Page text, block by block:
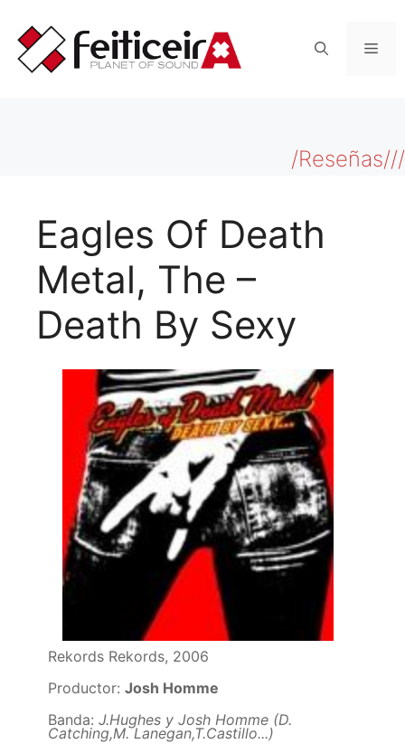
contenido
/Reseñas///
Eagles Of Death
Metal, The –
Death By Sexy
Rekords Rekords, 2006
Productor: Josh Homme
Banda: J.Hughes y Josh Homme (D.
Catching,M. Lanegan,T.Castillo...)